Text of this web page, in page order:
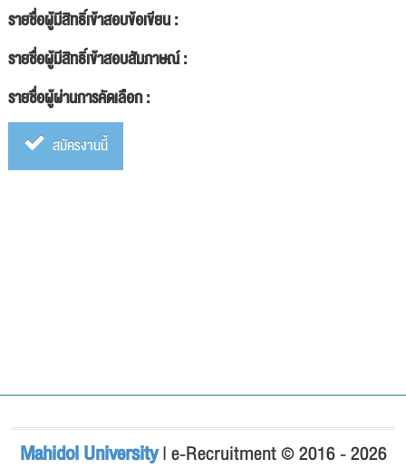
รายชื่อผู้มีสิทธิ์เข้าสอบข้อเขียน :
รายชื่อผู้มีสิทธิ์เข้าสอบสัมภาษณ์ :
รายชื่อผู้ผ่านการคัดเลือก :
สมัครงานนี้
Mahidol University| e-Recruitment © 2016 - 2026